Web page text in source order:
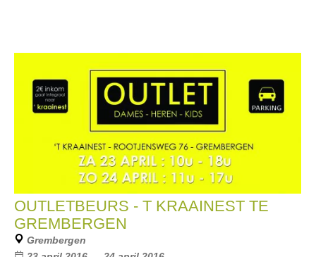
OUTLETBEURS - T KRAAINEST TE
GREMBERGEN
Grembergen